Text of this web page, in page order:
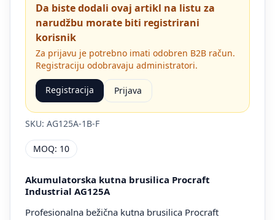
Da biste dodali ovaj artikl na listu za
narudžbu morate biti registrirani
korisnik
Za prijavu je potrebno imati odobren B2B račun.
Registraciju odobravaju administratori.
Registracija Prijava
SKU: AG125A-1B-F
MOQ: 10
Akumulatorska kutna brusilica Procraft
Industrial AG125A
Profesionalna bežična kutna brusilica Procraft